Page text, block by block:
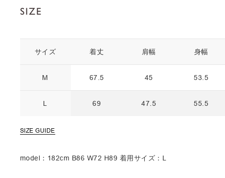
SIZE
サイズ
M
L
着丈 肩幅 身幅
67.5 45 53.5
69 47.5 55.5
SIZE GUIDE
model：182cm B86 W72 H89 着用サイズ：L